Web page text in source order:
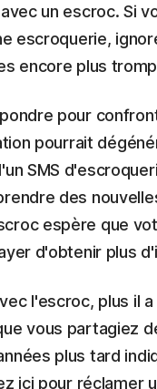
un escroc. Si
escroquerie,
encore plus
pour
pourrait
SMS
des
espère que
d'obtenir plus
l'escroc, plus il
vous partagiez
plus tard
ici pour réclamer